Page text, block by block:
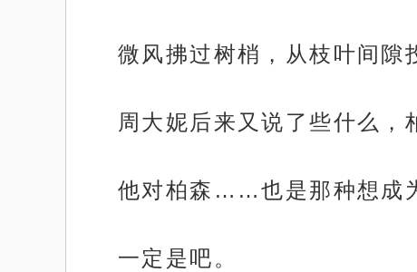
微风拂过树梢，从枝叶间隙
周大妮后来又说了些什么，
他对柏森……也是那种想成
一定是吧。